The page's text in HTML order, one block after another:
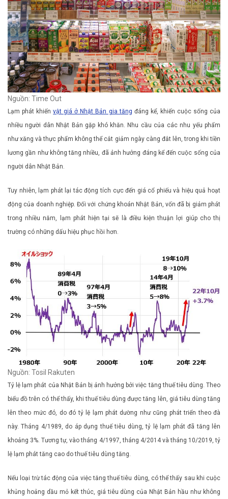
Nguồn: Time Out
Lạm phát khiếnvật giá ở Nhật Bản gia tăng đáng kể, khiến cuộc sống của
nhiều người dân Nhật Bản gặp khó khăn. Nhu cầu của các nhu yếu phẩm
như xăng và thực phẩm không thể cắt giảm ngày càng đắt lên, trong khi tiền
lương gần như không tăng nhiều, đã ảnh hưởng đáng kể đến cuộc sống của
người dân Nhật Bản.
Tuy nhiên, lạm phát lại tác động tích cực đến giá cổ phiếu và hiệu quả hoạt
động của doanh nghiệp. Đối với chứng khoán Nhật Bản, vốn đã bị giảm phát
trong nhiều năm, lạm phát hiện tại sẽ là điều kiện thuận lợi giúp cho thị
trường có những dấu hiệu phục hồi hơn.
Nguồn: Tosil Rakuten
Tỷ lệ lạm phát của Nhật Bản bị ảnh hưởng bởi việc tăng thuế tiêu dùng. Theo
biểu đồ trên có thể thấy, khi thuế tiêu dùng được tăng lên, giá tiêu dùng tăng
lên theo mức đó, do đó tỷ lệ lạm phát dường như cũng phát triển theo đà
này. Tháng 4/1989, do áp dụng thuế tiêu dùng, tỷ lệ lạm phát đã tăng lên
khoảng 3%. Tương tự, vào tháng 4/1997, tháng 4/2014 và tháng 10/2019, tỷ
lệ lạm phát tăng cao do thuế tiêu dùng tăng.
Nếu loại trừ tác động của việc tăng thuế tiêu dùng, có thể thấy sau khi cuộc
khủng hoảng dầu mỏ kết thúc, giá tiêu dùng của Nhật Bản hầu như không